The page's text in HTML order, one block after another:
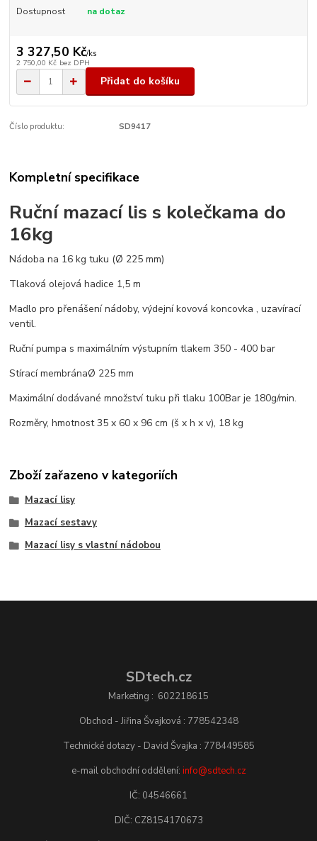
Dostupnost na dotaz
3 327,50 Kč/ks
2 750,00 Kč bez DPH
Přidat do košíku
Číslo produktu: SD9417
Kompletní specifikace
Ruční mazací lis s kolečkama do
16kg
Nádoba na 16 kg tuku (Ø 225 mm)
Tlaková olejová hadice 1,5 m
Madlo pro přenášení nádoby, výdejní kovová koncovka , uzavírací
ventil.
Ruční pumpa s maximálním výstupním tlakem 350 - 400 bar
Stírací membránaØ 225 mm
Maximální dodávané množství tuku při tlaku 100Bar je 180g/min.
Rozměry, hmotnost 35 x 60 x 96 cm (š x h x v), 18 kg
Zboží zařazeno v kategoriích
Mazací lisy
Mazací sestavy
Mazací lisy s vlastní nádobou
SDtech.cz
Marketing : 602218615
Obchod - Jiřina Švajková : 778542348
Technické dotazy - David Švajka : 778449585
e-mail obchodní oddělení: info@sdtech.cz
IČ: 04546661
DIČ: CZ8154170673